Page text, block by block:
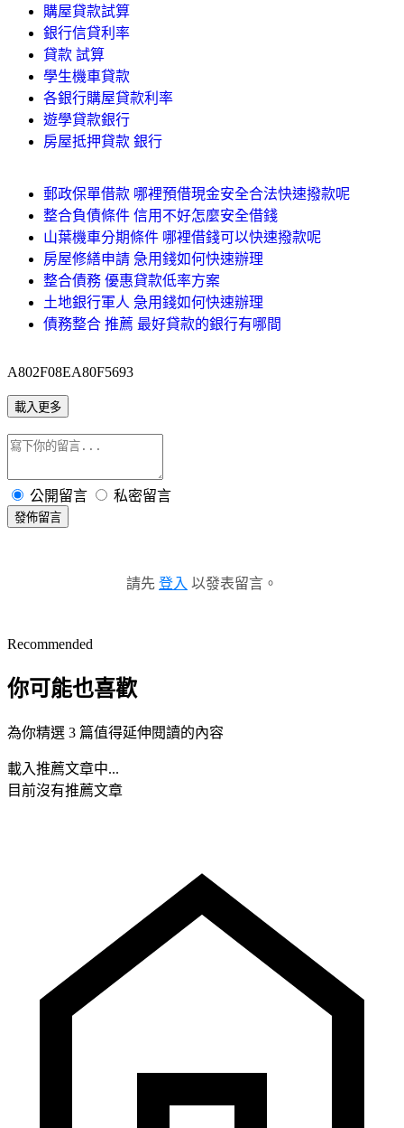
購屋貸款試算
銀行信貸利率
貸款 試算
學生機車貸款
各銀行購屋貸款利率
遊學貸款銀行
房屋抵押貸款 銀行
郵政保單借款 哪裡預借現金安全合法快速撥款呢
整合負債條件 信用不好怎麼安全借錢
山葉機車分期條件 哪裡借錢可以快速撥款呢
房屋修繕申請 急用錢如何快速辦理
整合債務 優惠貸款低率方案
土地銀行軍人 急用錢如何快速辦理
債務整合 推薦 最好貸款的銀行有哪間
A802F08EA80F5693
載入更多
公開留言 私密留言
發佈留言
請先 登入 以發表留言。
Recommended
你可能也喜歡
為你精選 3 篇值得延伸閱讀的內容
載入推薦文章中...
目前沒有推薦文章